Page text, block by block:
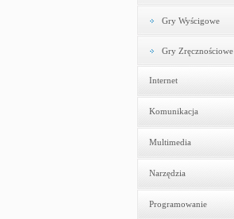
Gry Wyścigowe
Gry Zręcznościowe
Internet
Komunikacja
Multimedia
Narzędzia
Programowanie